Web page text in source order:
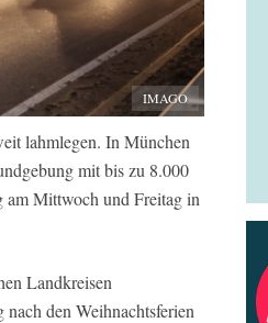
IMAGO
lahmlegen. In München
mit bis zu 8.000
am Mittwoch und Freitag in
Landkreisen
den Weihnachtsferien